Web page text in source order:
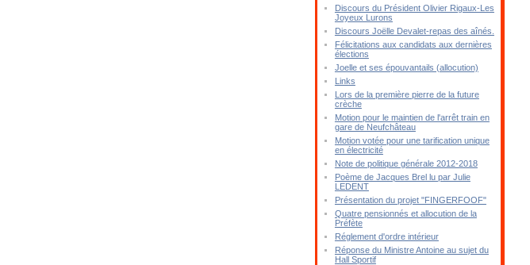
Discours du Président Olivier Rigaux-Les
Joyeux Lurons
Discours Joëlle Devalet-repas des aînés.
Félicitations aux candidats aux dernières
élections
Joelle et ses épouvantails (allocution)
Links
Lors de la première pierre de la future
crèche
Motion pour le maintien de l'arrêt train en
gare de Neufchâteau
Motion votée pour une tarification unique
en électricité
Note de politique générale 2012-2018
Poème de Jacques Brel lu par Julie
LEDENT
Présentation du projet "FINGERFOOF"
Quatre pensionnés et allocution de la
Préfète
Réglement d'ordre intérieur
Réponse du Ministre Antoine au sujet du
Hall Sportif